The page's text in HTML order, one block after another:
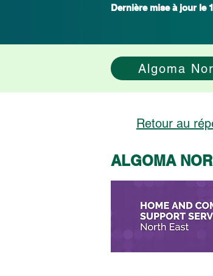
Dernière mise à jour le
Algoma
Retour au
ALGOMA